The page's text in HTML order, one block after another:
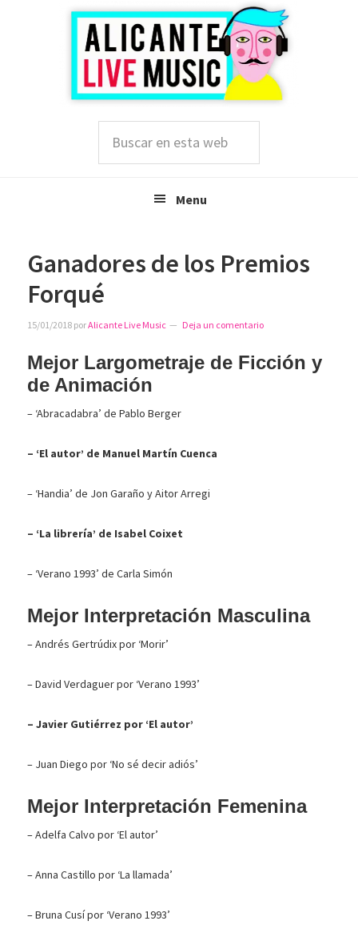
esta
Menu
Ganadores de los Premios
Forqué
15/01/2018 porAlicante Live Music Deja un comentario
Mejor Largometraje de Ficción y
de Animación
– ‘Abracadabra’ de Pablo Berger
– ‘El autor’ de Manuel Martín Cuenca
– ‘Handia’ de Jon Garaño y Aitor Arregi
– ‘La librería’ de Isabel Coixet
– ‘Verano 1993’ de Carla Simón
Mejor Interpretación Masculina
– Andrés Gertrúdix por ‘Morir’
– David Verdaguer por ‘Verano 1993’
– Javier Gutiérrez por ‘El autor’
– Juan Diego por ‘No sé decir adiós’
Mejor Interpretación Femenina
– Adelfa Calvo por ‘El autor’
– Anna Castillo por ‘La llamada’
– Bruna Cusí por ‘Verano 1993’